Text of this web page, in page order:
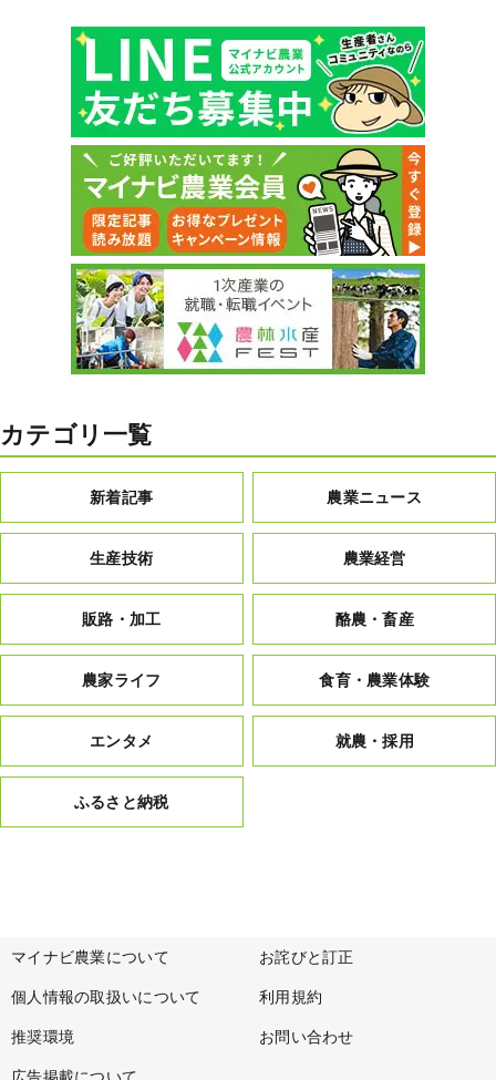
カテゴリ一覧
新着記事 農業ニュース
生産技術 農業経営
販路・加工 酪農・畜産
農家ライフ 食育・農業体験
エンタメ 就農・採用
ふるさと納税
マイナビ農業について お詫びと訂正
個人情報の取扱いについて 利用規約
推奨環境 お問い合わせ